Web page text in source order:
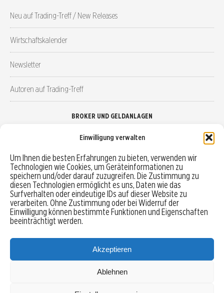
Einwilligung verwalten
Um Ihnen die besten Erfahrungen zu bieten, verwenden wir
Technologien wie Cookies, um Geräteinformationen zu
speichern und/oder darauf zuzugreifen. Die Zustimmung zu
diesen Technologien ermöglicht es uns, Daten wie das
Surfverhalten oder eindeutige IDs auf dieser Website zu
verarbeiten. Ohne Zustimmung oder bei Widerruf der
Einwilligung können bestimmte Funktionen und Eigenschaften
beeinträchtigt werden.
Akzeptieren
Ablehnen
Neu auf Trading-Treff / New Releases
Wirtschaftskalender
Newsletter
Autoren auf Trading-Treff
BROKER UND GELDANLAGEN
Robo-Advisor vergleichen
Depotvergleich
Festgeld vergleichen
Tagesgeld vergleichen